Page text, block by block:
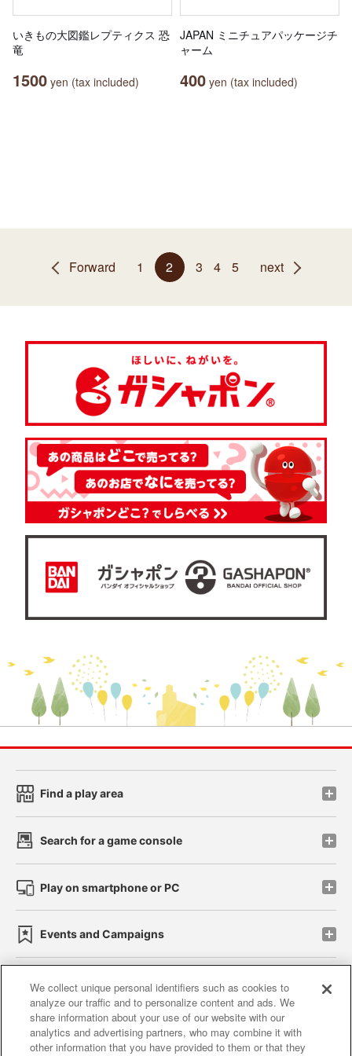
いきもの大図鑑レプティクス 恐
竜
1500 yen (tax included)
JAPAN ミニチュアパッケージチ
ャーム
400 yen (tax included)
Forward 1 2 3 4 5 next
Find a play area
Search for a game console
Play on smartphone or PC
Events and Campaigns
Affiliate Sustainability site policy privacy policy
Web accessibility policy and verification results
We collect unique personal identifiers such as cookies to
analyze our traffic and to personalize content and ads. We
share information about your use of our website with our
analytics and advertising partners, who may combine it with
other information that you have provided to them or that they